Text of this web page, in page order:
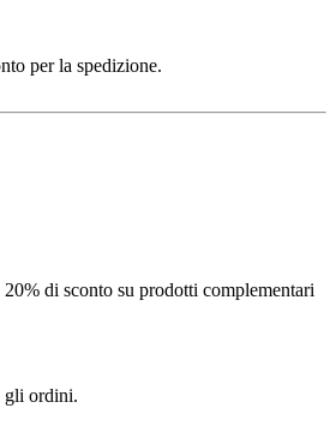
per la spedizione.
di sconto su prodotti complementari
gli ordini.